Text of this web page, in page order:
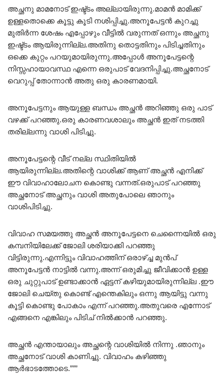
അച്ഛനു മാമനോട് ഇഷ്ട്ടം അല്ലായിരുന്നു.മാമൻ മാമിക്ക്
ഉള്ളതൊക്കെ കൂട്ടു കൂടി നശിപ്പിച്ചു.അനൂപേട്ടൻ കുറച്ചു
മുതിർന്ന ശേഷം എപ്പോഴും വീട്ടിൽ വരുന്നത് ഒന്നും അച്ഛനു
ഇഷ്ട്ടം ആയിരുന്നില്ല.അതിനു തൊട്ടതിനും പിടിച്ചതിനും
ഒക്കെ കുറ്റം പറയുമായിരുന്നു.അപ്പോൾ അനൂപേട്ടന്റെ
നിസ്സഹായാവസ്ഥ എന്നെ ഒരുപാട് വേദനിപ്പിച്ചു.അച്ഛനോട്
വെറുപ്പ് തോന്നാൻ അതു ഒരു കാരണമായി.
അനൂപേട്ടനും ആയുള്ള ബന്ധം അച്ഛൻ അറിഞ്ഞു ഒരു പാട്
വഴക്ക് പറഞ്ഞു.ഒരു കാരണവശാലും അച്ഛൻ ഇത് നടത്തി
തരില്ലന്നു വാശി പിടിച്ചു.
അനൂപേട്ടന്റെ വീട് നല്ല സ്ഥിതിയിൽ
ആയിരുന്നില്ല.അതിന്റെ വാശിക്ക് ആണ് അച്ഛൻ എനിക്ക്
ഈ വിവാഹാലോചന കൊണ്ടു വന്നത്.ഒരുപാട് പറഞ്ഞു
അച്ഛനോട് അച്ഛനും വാശി അതുപോലെ ഞാനും
വാശിപിടിച്ചു.
വിവാഹ സമയത്തു അച്ഛൻ അനൂപേട്ടനെ ചെന്നൈയിൽ ഒരു
കമ്പനിയിലേക്ക് ജോലി ശരിയാക്കി പറഞ്ഞു
വിട്ടിരുന്നു.എന്നിട്ടും വിവാഹത്തിന് ഒരാഴ്ച്ച മുൻപ്
അനൂപേട്ടൻ നാട്ടിൽ വന്നു.അന്ന് ഒരുമിച്ചു ജീവിക്കാൻ ഉള്ള
ഒരു ചുറ്റുപാട് ഉണ്ടാക്കാൻ ഏട്ടന് കഴിയുമായിരുന്നില്ല .ഈ
ജോലി ചെയ്തു കൊണ്ട് എന്തെകിലും ഒന്നു ആയിട്ടു വന്നു
കൂട്ടി കൊണ്ടു പോകാം എന്ന് പറഞ്ഞു.അതുവരെ എന്നോട്
എങ്ങനെ എങ്കിലും പിടിച് നിൽക്കാൻ പറഞ്ഞു.
അച്ഛൻ എന്തായാലും അച്ഛന്റെ വാശിയിൽ നിന്നു .ഞാനും
അച്ഛനോട് വാശി കാണിച്ചു. വിവാഹം കഴിഞ്ഞു
ആർഭാടത്തോടെ.”””